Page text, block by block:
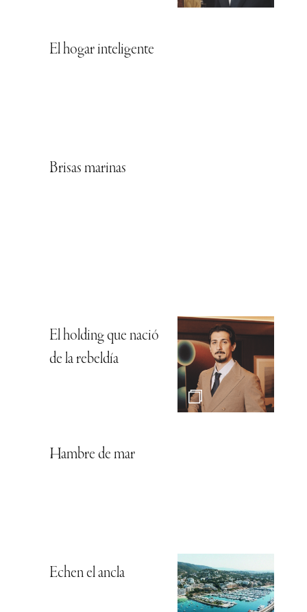
El hogar inteligente
Brisas marinas
El holding que nació
de la rebeldía
Hambre de mar
Echen el ancla